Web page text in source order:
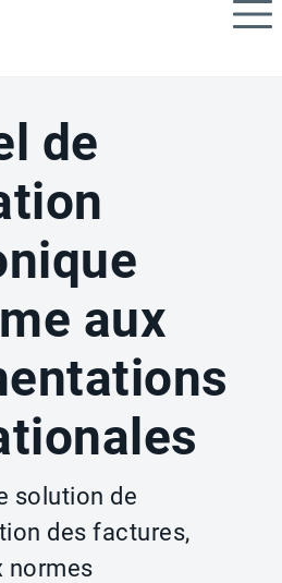
de
aux
solution de
des factures,
normes